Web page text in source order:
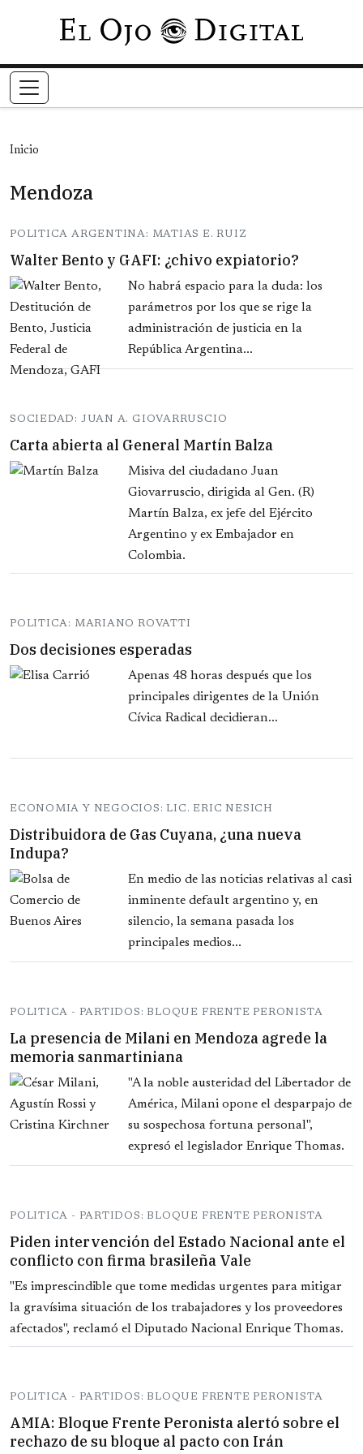
Pasar al contenido principal
Inicio
Mendoza
POLITICA ARGENTINA: MATIAS E. RUIZ
Walter Bento y GAFI: ¿chivo expiatorio?
No habrá espacio para la duda: los
parámetros por los que se rige la
administración de justicia en la
República Argentina...
SOCIEDAD: JUAN A. GIOVARRUSCIO
Carta abierta al General Martín Balza
Misiva del ciudadano Juan
Giovarruscio, dirigida al Gen. (R)
Martín Balza, ex jefe del Ejército
Argentino y ex Embajador en
Colombia.
POLITICA: MARIANO ROVATTI
Dos decisiones esperadas
Apenas 48 horas después que los
principales dirigentes de la Unión
Cívica Radical decidieran...
ECONOMIA Y NEGOCIOS: LIC. ERIC NESICH
Distribuidora de Gas Cuyana, ¿una nueva
Indupa?
En medio de las noticias relativas al casi
inminente default argentino y, en
silencio, la semana pasada los
principales medios...
POLITICA - PARTIDOS: BLOQUE FRENTE PERONISTA
La presencia de Milani en Mendoza agrede la
memoria sanmartiniana
"A la noble austeridad del Libertador de
América, Milani opone el desparpajo de
su sospechosa fortuna personal",
expresó el legislador Enrique Thomas.
POLITICA - PARTIDOS: BLOQUE FRENTE PERONISTA
Piden intervención del Estado Nacional ante el
conflicto con firma brasileña Vale
"Es imprescindible que tome medidas urgentes para mitigar
la gravísima situación de los trabajadores y los proveedores
afectados", reclamó el Diputado Nacional Enrique Thomas.
POLITICA - PARTIDOS: BLOQUE FRENTE PERONISTA
AMIA: Bloque Frente Peronista alertó sobre el
rechazo de su bloque al pacto con Irán